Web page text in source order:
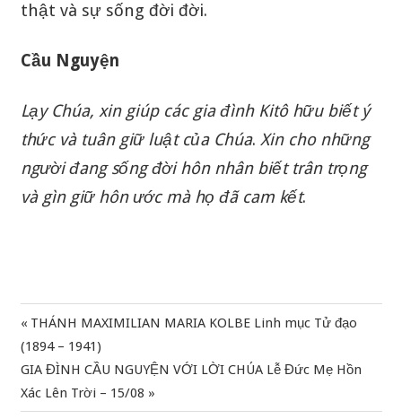
thật và sự sống đời đời.
Cầu Nguyện
LạyChúa, xin giúp các giađình Kitô hữu biếtý
thức và tuân giữ luậtcủa Chúa. Xin cho những
ngườiđangsống đời hôn nhân biếttrân trọng
và gìn giữ hônước mà họ đã cam kết.
Điều
hướng
bài
Previous
Post:
THÁNH MAXIMILIAN MARIA KOLBE Linh mục Tử đạo
(1894 – 1941)
Next
Post:
GIA ĐÌNH CẦU NGUYỆN VỚI LỜI CHÚA Lễ Đức Mẹ Hồn
Xác Lên Trời – 15/08